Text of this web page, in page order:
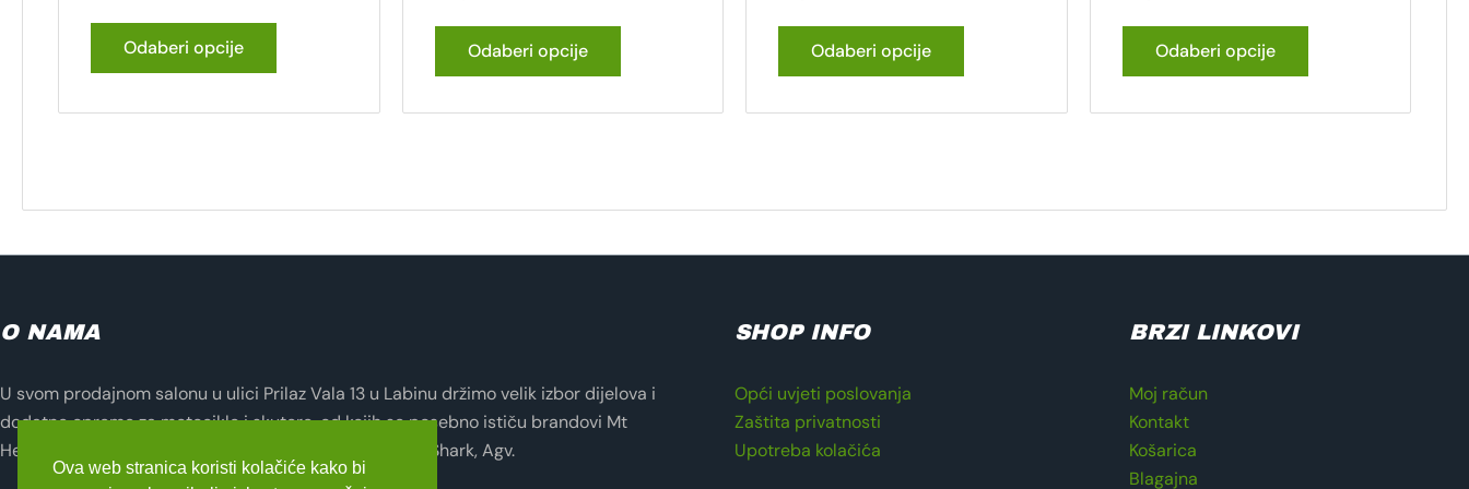
Odaberi opcije Odaberi opcije Odaberi opcije Odaberi opcije
O NAMA
U svom prodajnom salonu u ulici Prilaz Vala 13 u Labinu držimo velik izbor dijelova i
dodatne opreme za motocikle i skutere, od kojih se posebno ističu brandovi Mt
Helmets, Lampa, Evotech, Seventy Degrees, Zandona, Shark, Agv.
SHOP INFO
Opći uvjeti poslovanja
Zaštita privatnosti
Upotreba kolačića
BRZI LINKOVI
Moj račun
Kontakt
Košarica
Blagajna
Ova web stranica koristi kolačiće kako bi